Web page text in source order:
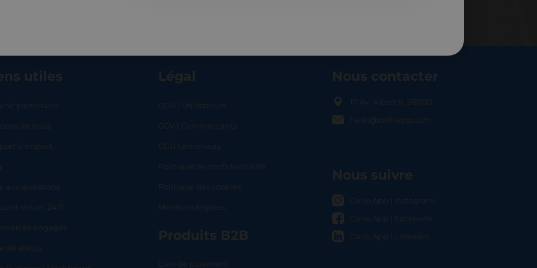
utiles
partenaire
de nous
d’impact
aux questions
virtuel 24/7
engagés
de status
Légal
CGU | Utilisateurs
CGV | Commerçants
CGU Lemonway
Politique de confidentialité
Politique des cookies
Mentions légales
Produits B2B
Lien de paiement
Nous contacter
17 Av. Albert II, 98000
hello@carloapp.com
Nous suivre
Carlo App | Instagram
Carlo App | Facebook
Carlo App | Linkedin
SHOPLOCAL